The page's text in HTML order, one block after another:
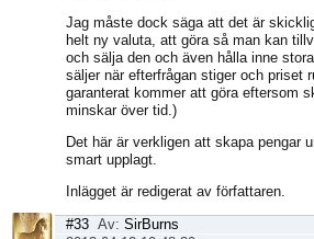
Jag måste dock säga att det är
helt ny valuta, att göra så man kan
och sälja den och även hålla inne
säljer när efterfrågan stiger och priset
garanterat kommer att göra eftersom
minskar över tid.)
Det här är verkligen att skapa pengar
smart upplagt.
Inlägget är redigerat av författaren.
#33 Av: SirBurns